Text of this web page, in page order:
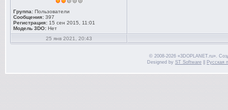
Группа: Пользователи
Сообщения: 397
Регистрация: 15 сен 2015, 11:01
Модель 3DO: Нет
25 янв 2021, 20:43
© 2008-2026 «3DOPLANET.ru».
Designed by ST Software Русская